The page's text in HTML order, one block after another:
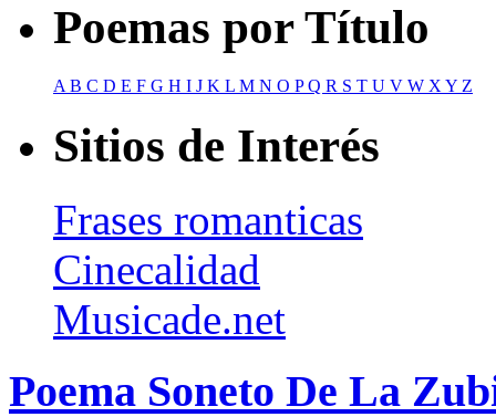
Poemas por Título
A B C D E F G H I J K L M N O PQ R S T U V W X Y Z
Sitios de Interés
Frases romanticas
Cinecalidad
Musicade.net
Poema Soneto De La